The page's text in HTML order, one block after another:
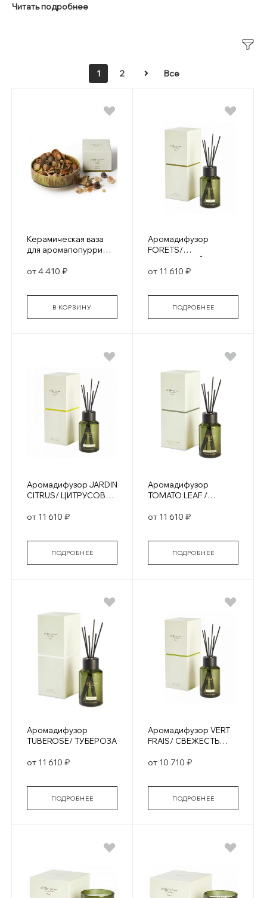
Читать подробнее
1 2 Все
Керамическая ваза
для аромапопурри
от 4 410 ₽
В КОРЗИНУ
Аромадифузор
FORETS/
от 11 610 ₽
ПОДРОБНЕЕ
Аромадифузор JARDIN
CITRUS/ ЦИТРУСОВЫЕ
от 11 610 ₽
ПОДРОБНЕЕ
Аромадифузор
TOMATO LEAF /
от 11 610 ₽
ПОДРОБНЕЕ
Аромадифузор
TUBEROSE/ ТУБЕРОЗА
от 11 610 ₽
ПОДРОБНЕЕ
Аромадифузор VERT
FRAIS/ СВЕЖЕСТЬ
от 10 710 ₽
ПОДРОБНЕЕ